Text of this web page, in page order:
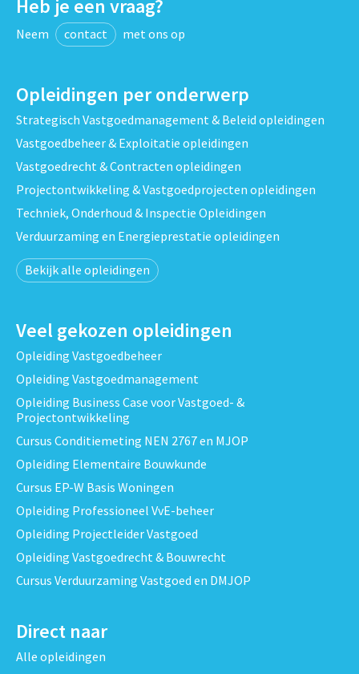
Heb je een vraag?
Neem contact met ons op
Opleidingen per onderwerp
Strategisch Vastgoedmanagement & Beleid opleidingen
Vastgoedbeheer & Exploitatie opleidingen
Vastgoedrecht & Contracten opleidingen
Projectontwikkeling & Vastgoedprojecten opleidingen
Techniek, Onderhoud & Inspectie Opleidingen
Verduurzaming en Energieprestatie opleidingen
Bekijk alle opleidingen
Veel gekozen opleidingen
Opleiding Vastgoedbeheer
Opleiding Vastgoedmanagement
Opleiding Business Case voor Vastgoed- &
Projectontwikkeling
Cursus Conditiemeting NEN 2767 en MJOP
Opleiding Elementaire Bouwkunde
Cursus EP-W Basis Woningen
Opleiding Professioneel VvE-beheer
Opleiding Projectleider Vastgoed
Opleiding Vastgoedrecht & Bouwrecht
Cursus Verduurzaming Vastgoed en DMJOP
Direct naar
Alle opleidingen